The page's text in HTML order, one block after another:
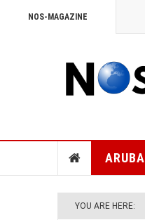
NOS-MAGAZINE
ARUBA
YOU ARE HERE: